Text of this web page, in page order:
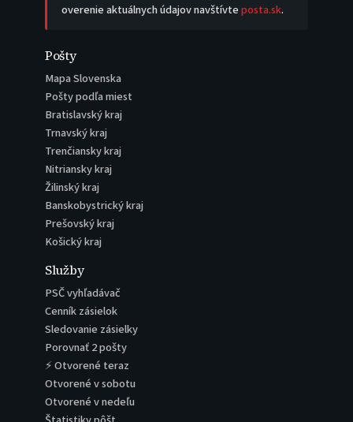
overenie aktuálnych údajov navštívteposta.sk.
Pošty
Mapa Slovenska
Pošty podľa miest
Bratislavský kraj
Trnavský kraj
Trenčiansky kraj
Nitriansky kraj
Žilinský kraj
Banskobystrický kraj
Prešovský kraj
Košický kraj
Služby
PSČ vyhľadávač
Cenník zásielok
Sledovanie zásielky
Porovnať 2 pošty
⚡ Otvorené teraz
Otvorené v sobotu
Otvorené v nedeľu